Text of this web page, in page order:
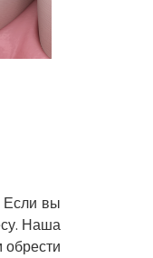
Если вы
Наша
обрести